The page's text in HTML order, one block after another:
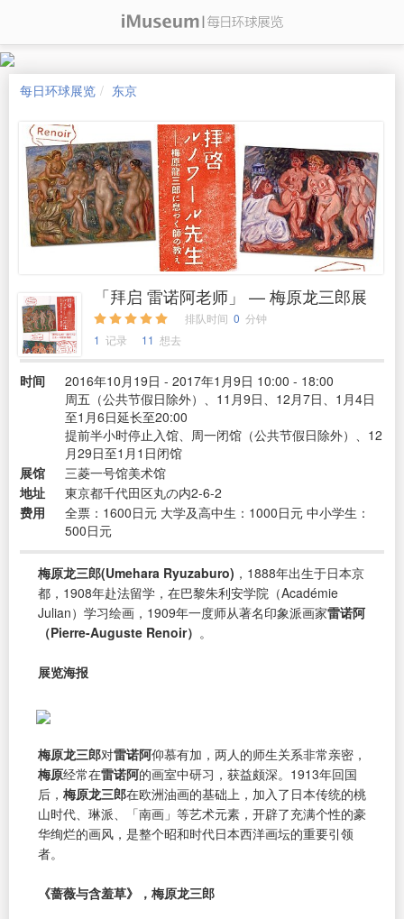
每日环球展览 东京
「拜启 雷诺阿老师」 — 梅原龙三郎展
排队时间 0 分钟
1 记录 11 想去
时间
2016年10月19日 - 2017年1月9日 10:00 - 18:00
周五（公共节假日除外）、11月9日、12月7日、1月4日
至1月6日延长至20:00
提前半小时停止入馆、周一闭馆（公共节假日除外）、12
月29日至1月1日闭馆
展馆
三菱一号馆美术馆
地址
東京都千代田区丸の内2-6-2
费用
全票：1600日元 大学及高中生：1000日元 中小学生：
500日元
梅原龙三郎(Umehara Ryuzaburo) ，1888年出生于日本京
都，1908年赴法留学，在巴黎朱利安学院（Académie
Julian）学习绘画，1909年一度师从著名印象派画家雷诺阿
（Pierre-Auguste Renoir） 。
展览海报
梅原龙三郎对雷诺阿仰慕有加，两人的师生关系非常亲密，
梅原经常在雷诺阿的画室中研习，获益颇深。1913年回国
后， 梅原龙三郎在欧洲油画的基础上，加入了日本传统的桃
山时代、琳派、「南画」等艺术元素，开辟了充满个性的豪
华绚烂的画风，是整个昭和时代日本西洋画坛的重要引领
者。
《蔷薇与含羞草》，梅原龙三郎